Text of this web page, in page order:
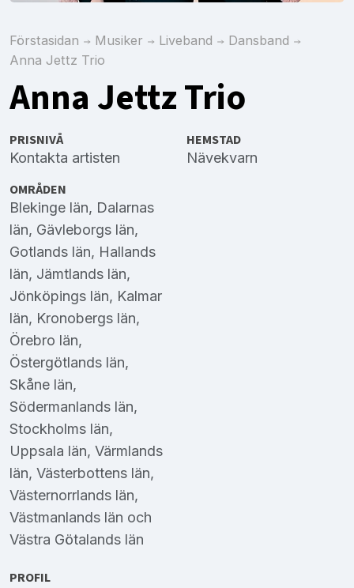
Förstasidan Musiker Liveband
Dansband
Anna Jettz Trio
Anna Jettz Trio
PRISNIVÅ
Kontakta artisten
HEMSTAD
Nävekvarn
OMRÅDEN
Blekinge län, Dalarnas
län, Gävleborgs län,
Gotlands län, Hallands
län, Jämtlands län,
Jönköpings län, Kalmar
län, Kronobergs län,
Örebro län,
Östergötlands län,
Skåne län,
Södermanlands län,
Stockholms län,
Uppsala län, Värmlands
län, Västerbottens län,
Västernorrlands län,
Västmanlands län och
Västra Götalands län
PROFIL